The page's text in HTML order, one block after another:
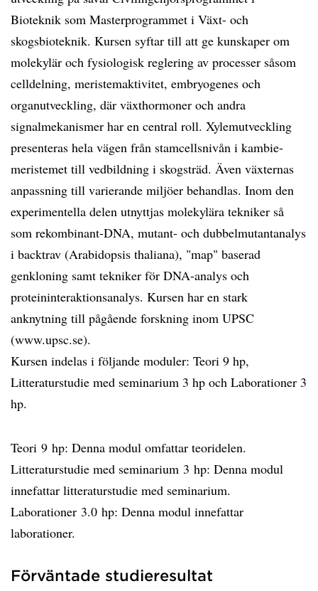
Bioteknik som Masterprogrammet i Växt- och
skogsbioteknik. Kursen syftar till att ge kunskaper om
molekylär och fysiologisk reglering av processer såsom
celldelning, meristemaktivitet, embryogenes och
organutveckling, där växthormoner och andra
signalmekanismer har en central roll. Xylemutveckling
presenteras hela vägen från stamcellsnivån i kambie-
meristemet till vedbildning i skogsträd. Även växternas
anpassning till varierande miljöer behandlas. Inom den
experimentella delen utnyttjas molekylära tekniker så
som rekombinant-DNA, mutant- och dubbelmutantanalys
i backtrav (Arabidopsis thaliana), "map" baserad
genkloning samt tekniker för DNA-analys och
proteininteraktionsanalys. Kursen har en stark
anknytning till pågående forskning inom UPSC
(www.upsc.se).
Kursen indelas i följande moduler: Teori 9 hp,
Litteraturstudie med seminarium 3 hp och Laborationer 3
hp.
Teori 9 hp: Denna modul omfattar teoridelen.
Litteraturstudie med seminarium 3 hp: Denna modul
innefattar litteraturstudie med seminarium.
Laborationer 3.0 hp: Denna modul innefattar
laborationer.
Förväntade studieresultat